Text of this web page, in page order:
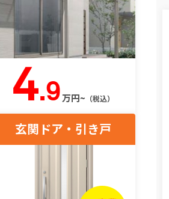
4.9万円~ （税込）
玄関ドア・引き戸